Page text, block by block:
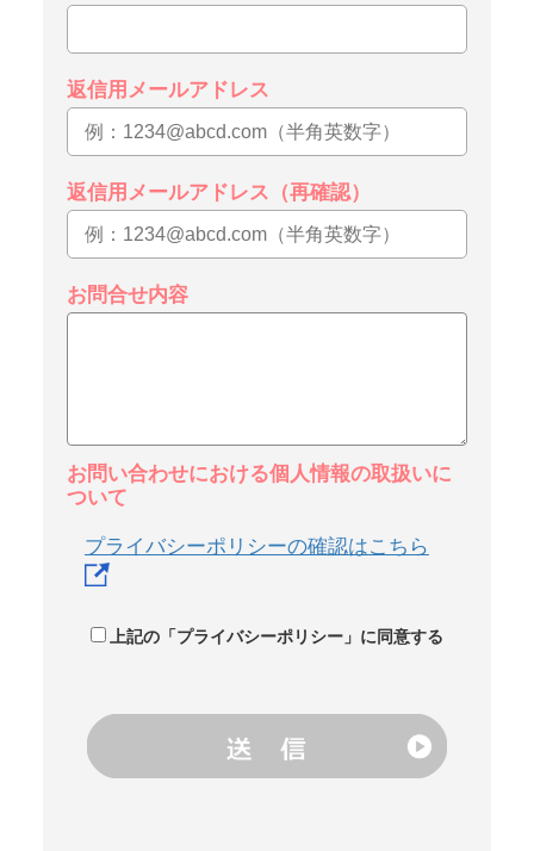
返信用メールアドレス
返信用メールアドレス（再確認）
お問合せ内容
お問い合わせにおける個人情報の取扱いに
ついて
プライバシーポリシーの確認はこちら
上記の「プライバシーポリシー」に同意する